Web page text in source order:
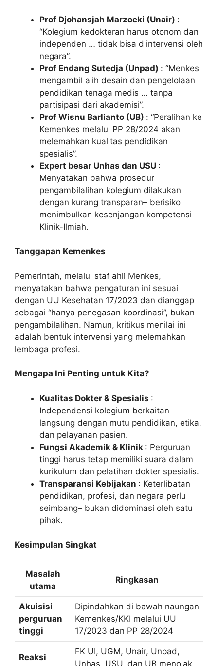
Prof Djohansjah Marzoeki (Unair) :
“Kolegium kedokteran harus otonom dan
independen … tidak bisa diintervensi oleh
negara”.
Prof Endang Sutedja (Unpad) : “Menkes
mengambil alih desain dan pengelolaan
pendidikan tenaga medis … tanpa
partisipasi dari akademisi”.
Prof Wisnu Barlianto (UB) : “Peralihan ke
Kemenkes melalui PP 28/2024 akan
melemahkan kualitas pendidikan
spesialis”.
Expert besar Unhas dan USU :
Menyatakan bahwa prosedur
pengambilalihan kolegium dilakukan
dengan kurang transparan– berisiko
menimbulkan kesenjangan kompetensi
Klinik-Ilmiah.
Tanggapan Kemenkes
Pemerintah, melalui staf ahli Menkes,
menyatakan bahwa pengaturan ini sesuai
dengan UU Kesehatan 17/2023 dan dianggap
sebagai “hanya penegasan koordinasi”, bukan
pengambilalihan. Namun, kritikus menilai ini
adalah bentuk intervensi yang melemahkan
lembaga profesi.
Mengapa Ini Penting untuk Kita?
Kualitas Dokter & Spesialis :
Independensi kolegium berkaitan
langsung dengan mutu pendidikan, etika,
dan pelayanan pasien.
Fungsi Akademik & Klinik : Perguruan
tinggi harus tetap memiliki suara dalam
kurikulum dan pelatihan dokter spesialis.
Transparansi Kebijakan : Keterlibatan
pendidikan, profesi, dan negara perlu
seimbang– bukan didominasi oleh satu
pihak.
Kesimpulan Singkat
Masalah
utama
Ringkasan
Akuisisi
perguruan
tinggi
Dipindahkan di bawah naungan
Kemenkes/KKI melalui UU
17/2023 dan PP 28/2024
Reaksi
FK UI, UGM, Unair, Unpad,
Unhas, USU, dan UB menolak